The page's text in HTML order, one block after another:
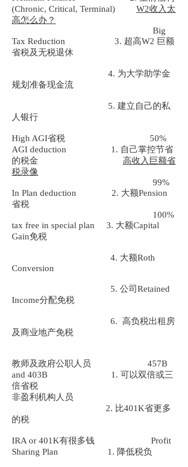
(Chronic, Critical, Terminal) W2收入太
高怎么办？
Big
Tax Reduction 3. 超高W2 巨额
省税及无税退休
4. 为大学助学金
规划准备现金流
5. 建立自己的私
人银行
High AGI省税 50%
AGI deduction 1. 自己掌控节省
的税金 高收入巨额省
税录像
99%
In Plan deduction 2. 大额Pension
省税
100%
tax free in special plan 3. 大额Capital
Gain免税
4. 大额Roth
Conversion
5. 公司Retained
Income分配免税
6. 高负税出租房
及商业地产免税
教师及政府公职人员 457B
and 403B 1. 可以双倍或三
倍省税
非盈利机构人员
2. 比401K省更多
的税
IRA or 401K有很多钱 Profit
Sharing Plan 1. 降低税负